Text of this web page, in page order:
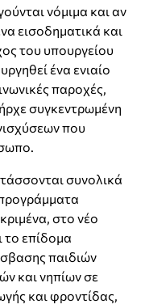
νόμιμα και αν
εισοδηματικά και
του υπουργείου
ένα ενιαίο
παροχές,
συγκεντρωμένη
που
συνολικά
στο νέο
επίδομα
παιδιών
και νηπίων σε
και φροντίδας,